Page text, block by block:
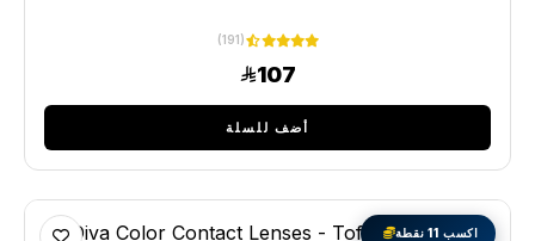
(191)
107
أضف للسلة
اكسب 11 نقطة